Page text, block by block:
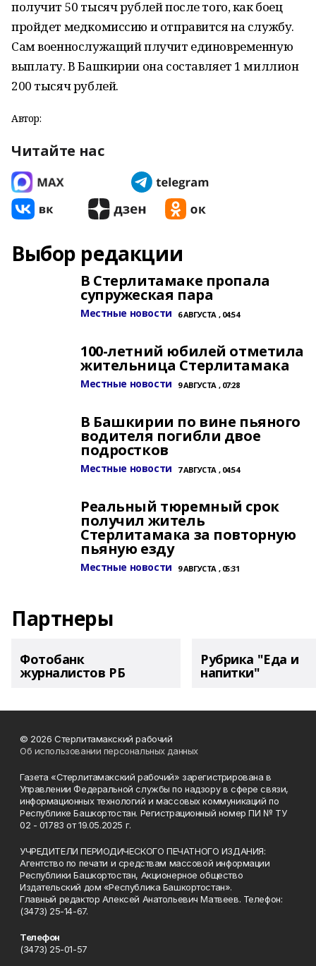
получит 50 тысяч рублей после того, как боец
пройдет медкомиссию и отправится на службу.
Сам военнослужащий плучит единовременную
выплату. В Башкирии она составляет 1 миллион
200 тысяч рублей.
Автор:
Читайте нас
Выбор редакции
В Стерлитамаке пропала
супружеская пара
Местные новости 6 АВГУСТА , 04:54
100-летний юбилей отметила
жительница Стерлитамака
Местные новости 9 АВГУСТА , 07:28
В Башкирии по вине пьяного
водителя погибли двое
подростков
Местные новости 7 АВГУСТА , 04:54
Реальный тюремный срок
получил житель
Стерлитамака за повторную
пьяную езду
Местные новости 9 АВГУСТА , 05:31
Партнеры
Фотобанк
журналистов РБ
Рубрика "Еда и
напитки"
© 2026 Стерлитамакский рабочий
Об использовании персональных данных
Газета «Стерлитамакский рабочий» зарегистрирована в
Управлении Федеральной службы по надзору в сфере связи,
информационных технологий и массовых коммуникаций по
Республике Башкортостан. Регистрационный номер ПИ № ТУ
02 - 01783 от 19.05.2025 г.
УЧРЕДИТЕЛИ ПЕРИОДИЧЕСКОГО ПЕЧАТНОГО ИЗДАНИЯ:
Агентство по печати и средствам массовой информации
Республики Башкортостан, Акционерное общество
Издательский дом «Республика Башкортостан».
Главный редактор Алексей Анатольевич Матвеев. Телефон:
(3473) 25-14-67.
Телефон
(3473) 25-01-57